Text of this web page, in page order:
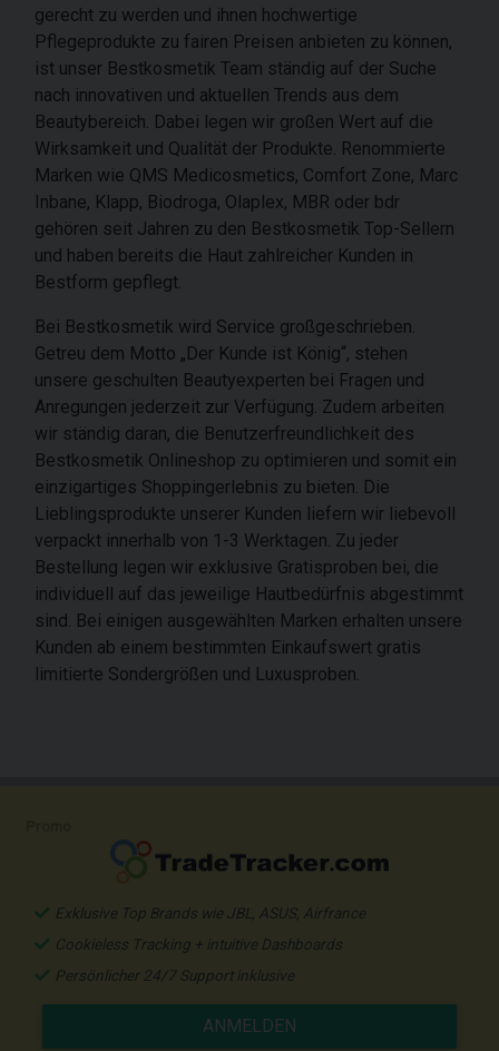
gerecht zu werden und ihnen hochwertige
Pflegeprodukte zu fairen Preisen anbieten zu können,
ist unser Bestkosmetik Team ständig auf der Suche
nach innovativen und aktuellen Trends aus dem
Beautybereich. Dabei legen wir großen Wert auf die
Wirksamkeit und Qualität der Produkte. Renommierte
Marken wie QMS Medicosmetics, Comfort Zone, Marc
Inbane, Klapp, Biodroga, Olaplex, MBR oder bdr
gehören seit Jahren zu den Bestkosmetik Top-Sellern
und haben bereits die Haut zahlreicher Kunden in
Bestform gepflegt.
Bei Bestkosmetik wird Service großgeschrieben.
Getreu dem Motto „Der Kunde ist König“, stehen
unsere geschulten Beautyexperten bei Fragen und
Anregungen jederzeit zur Verfügung. Zudem arbeiten
wir ständig daran, die Benutzerfreundlichkeit des
Bestkosmetik Onlineshop zu optimieren und somit ein
einzigartiges Shoppingerlebnis zu bieten. Die
Lieblingsprodukte unserer Kunden liefern wir liebevoll
verpackt innerhalb von 1-3 Werktagen. Zu jeder
Bestellung legen wir exklusive Gratisproben bei, die
individuell auf das jeweilige Hautbedürfnis abgestimmt
sind. Bei einigen ausgewählten Marken erhalten unsere
Kunden ab einem bestimmten Einkaufswert gratis
limitierte Sondergrößen und Luxusproben.
Exklusive Top Brands wie JBL, ASUS, Airfrance
Cookieless Tracking + intuitive Dashboards
Persönlicher 24/7 Support inklusive
ANMELDEN